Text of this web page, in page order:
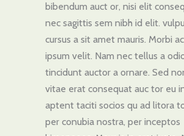
bibendum auct or, nisi elit
nec sagittis sem nibh id elit.
cursus a sit amet mauris. Morbi
ipsum velit. Nam nec tellus a
tincidunt auctor a ornare. Sed
vitae erat consequat auc tor eu
aptent taciti socios qu ad litora
per conubia nostra, per inceptos